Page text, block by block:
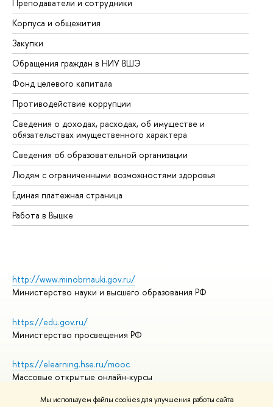
Мы используем файлы cookies для улучшения работы сайта
Преподаватели и сотрудники
Корпуса и общежития
Закупки
Обращения граждан в НИУ ВШЭ
Фонд целевого капитала
Противодействие коррупции
Сведения о доходах, расходах, об имуществе и
обязательствах имущественного характера
Сведения об образовательной организации
Людям с ограниченными возможностями здоровья
Единая платежная страница
Работа в Вышке
http://www.minobrnauki.gov.ru/
Министерство науки и высшего образования РФ
https://edu.gov.ru/
Министерство просвещения РФ
https://elearning.hse.ru/mooc
Массовые открытые онлайн-курсы